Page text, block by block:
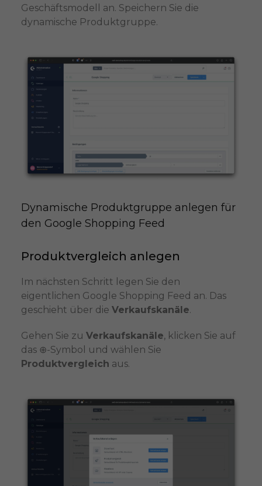
Geschäftsmodell an. Speichern Sie die
dynamische Produktgruppe.
Dynamische Produktgruppe anlegen für
den Google Shopping Feed
Produktvergleich anlegen
Im nächsten Schritt legen Sie den
eigentlichen Google Shopping Feed an. Das
geschieht über die Verkaufskanäle.
Gehen Sie zu Verkaufskanäle, klicken Sie auf
das ⊕-Symbol und wählen Sie
Produktvergleich aus.